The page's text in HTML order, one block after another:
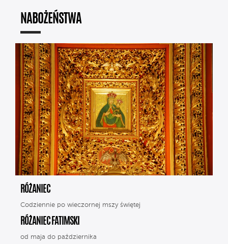
NABOŻEŃSTWA
RÓŻANIEC
Codziennie po wieczornej mszy świętej
RÓŻANIEC FATIMSKI
od maja do października